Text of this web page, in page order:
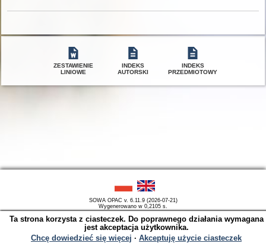
ZESTAWIENIE
LINIOWE
INDEKS
AUTORSKI
INDEKS
PRZEDMIOTOWY
SOWA OPAC v. 6.11.9 (2026-07-21)
Wygenerowano w 0,2105 s.
Ta strona korzysta z ciasteczek. Do poprawnego działania wymagana
jest akceptacja użytkownika.
Chcę dowiedzieć się więcej ∙ Akceptuję użycie ciasteczek